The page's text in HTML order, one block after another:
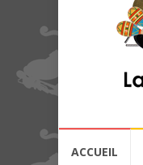
ACCUEIL